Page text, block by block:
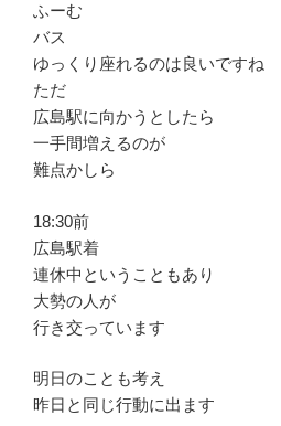
ふーむ
バス
ゆっくり座れるのは良いですね
ただ
広島駅に向かうとしたら
一手間増えるのが
難点かしら
18:30前
広島駅着
連休中ということもあり
大勢の人が
行き交っています
明日のことも考え
昨日と同じ行動に出ます